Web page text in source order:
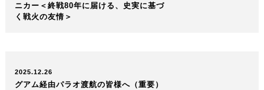
ニカー＜終戦80年に届ける、史実に基づ
く戦火の友情＞
2025.12.26
グアム経由パラオ渡航の皆様へ（重要）